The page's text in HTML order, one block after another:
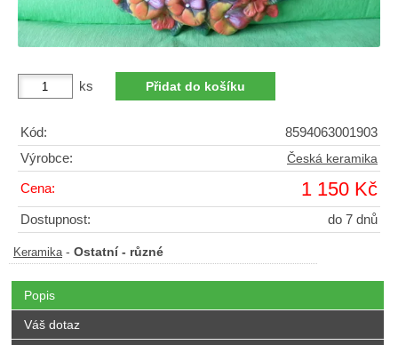
ks
Kód:
8594063001903
Výrobce:
Česká keramika
Cena: 1 150 Kč
Dostupnost: do 7 dnů
Keramika - Ostatní - různé
Popis
Váš dotaz